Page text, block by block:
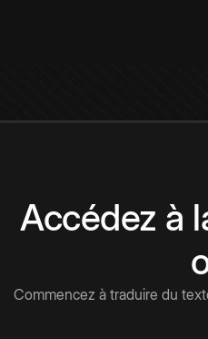
Accédez à
Commencez à traduire du